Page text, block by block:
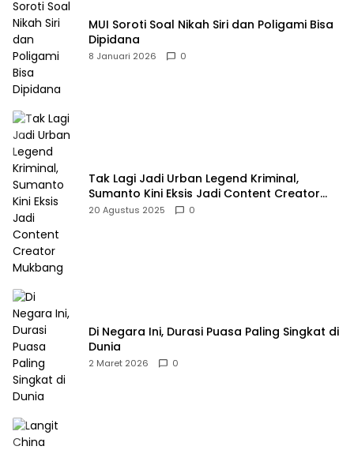
MUI Soroti Soal Nikah Siri dan Poligami Bisa
Dipidana
8 Januari 2026 0
Tak Lagi Jadi Urban Legend Kriminal,
Sumanto Kini Eksis Jadi Content Creator
Mukbang
20 Agustus 2025 0
Di Negara Ini, Durasi Puasa Paling Singkat di
Dunia
2 Maret 2026 0